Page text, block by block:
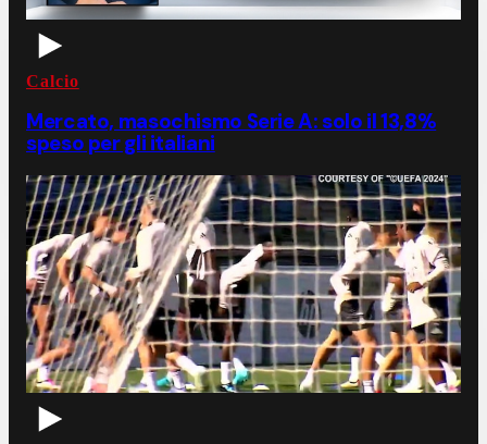
Calcio
Mercato, masochismo Serie A: solo il 13,8%
speso per gli italiani